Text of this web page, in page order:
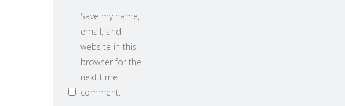
Save my name,
email, and
website in this
browser for the
next time I
comment.